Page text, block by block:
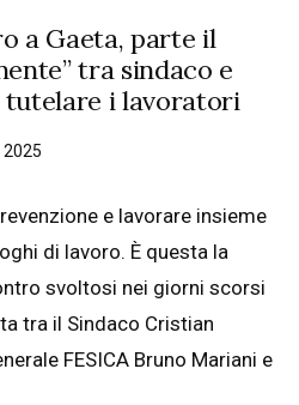
a Gaeta, parte il
tra sindaco e
tutelare i lavoratori
2025
e lavorare insieme
di lavoro. È questa la
svoltosi nei giorni scorsi
tra il Sindaco Cristian
FESICA Bruno Mariani e